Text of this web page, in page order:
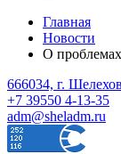
Главная
Новости
О
666034, г.
+7 39550 4-13-35
adm@sheladm.ru